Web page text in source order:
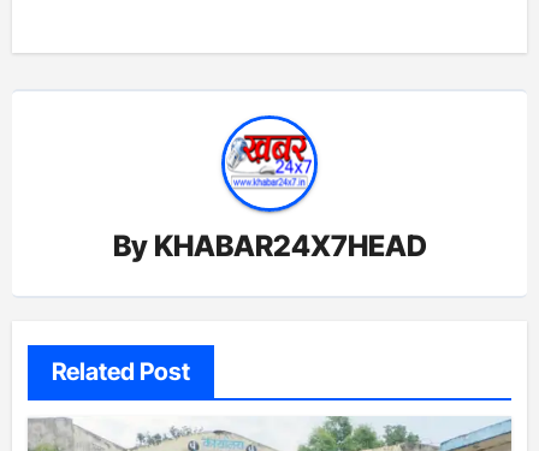
By KHABAR24X7HEAD
Related Post